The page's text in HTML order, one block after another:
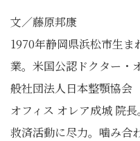
文／藤原邦康
1970年静岡県浜松市生
業。米国公認ドクター・
般社団法人日本整顎協会
オフィス オレア成城 院
救済活動に尽力。噛み合